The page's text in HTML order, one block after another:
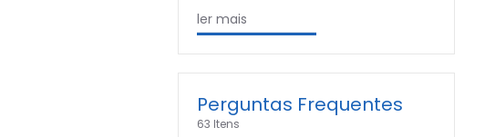
ler mais
Perguntas Frequentes
63 Itens